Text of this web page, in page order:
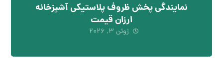
نمایندگی پخش ظروف پلاستیکی آشپزخانه
ارزان قیمت
ژوئن ۳, ۲۰۲۶